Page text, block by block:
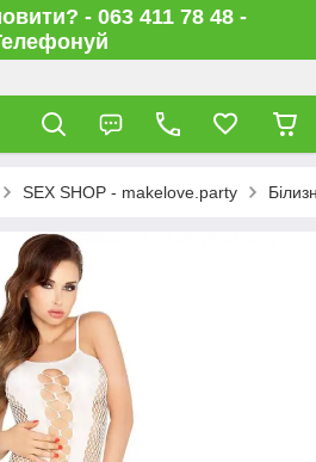
- 063 411 78 48 -
SEX SHOP - makelove.party